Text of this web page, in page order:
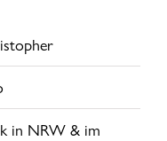
in NRW & im